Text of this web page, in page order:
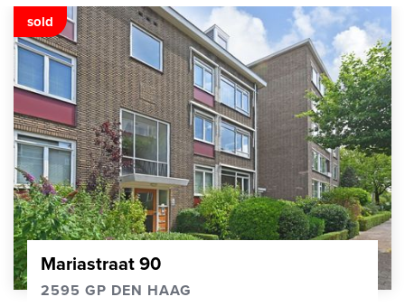
sold
Mariastraat 90
2595 GP DEN HAAG